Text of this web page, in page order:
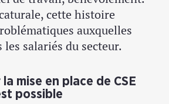
cette histoire
auxquelles
salariés du secteur.
mise en place de CSE
possible